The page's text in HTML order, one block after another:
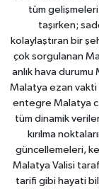
tüm
taşırken;
kolaylaştıran bir
çok sorgulanan
anlık hava
Malatya ezan vakti
entegre Malatya
tüm dinamik
kırılma
güncellemeleri,
Malatya Valisi
tarifi gibi hayati